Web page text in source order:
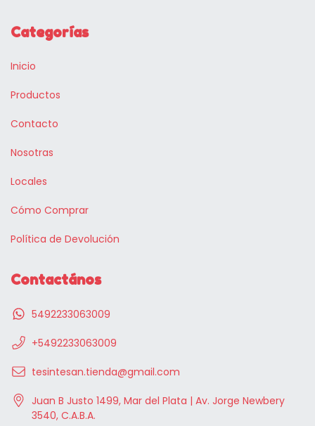
Categorías
Inicio
Productos
Contacto
Nosotras
Locales
Cómo Comprar
Política de Devolución
Contactános
5492233063009
+5492233063009
tesintesan.tienda@gmail.com
Juan B Justo 1499, Mar del Plata | Av. Jorge Newbery
3540, C.A.B.A.